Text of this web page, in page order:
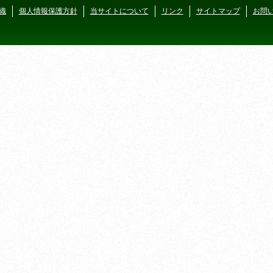
個人情報保護方針 当サイトについて リンク サイトマップ お問